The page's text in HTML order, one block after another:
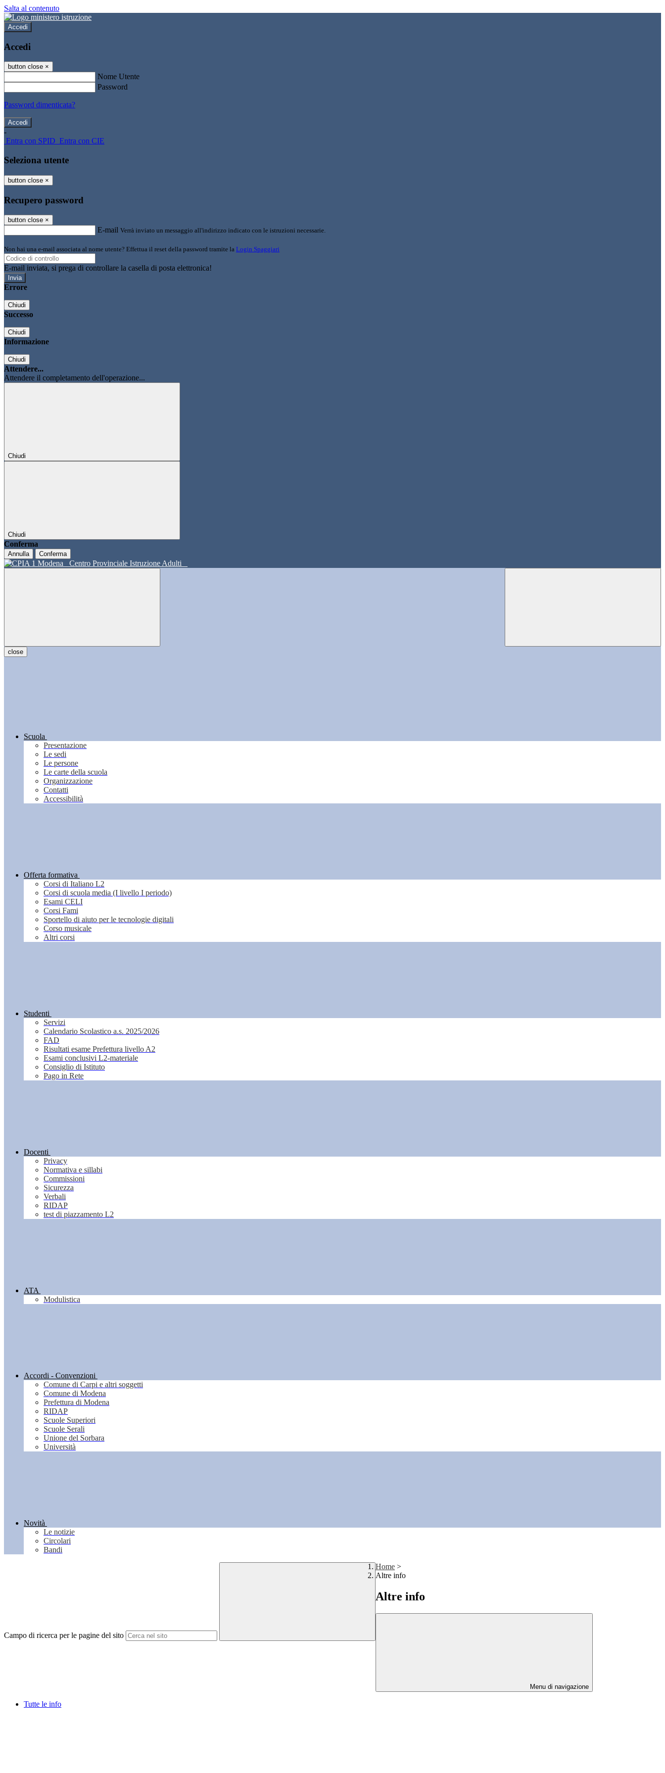
Salta al contenuto
Accedi
Accedi
button close ×
Nome Utente
Password
Password dimenticata?
-
Entra con SPID Entra con CIE
Seleziona utente
button close ×
Recupero password
button close ×
E-mail Verrà inviato un messaggio all'indirizzo indicato con le istruzioni necessarie.
Non hai una e-mail associata al nome utente? Effettua il reset della password tramite la Login Spaggiari
E-mail inviata, si prega di controllare la casella di posta elettronica!
Errore
Chiudi
Successo
Chiudi
Informazione
Chiudi
Attendere...
Attendere il completamento dell'operazione...
Chiudi
Chiudi
Conferma
Annulla Conferma
Centro Provinciale Istruzione Adulti
close
Scuola
Presentazione
Le sedi
Le persone
Le carte della scuola
Organizzazione
Contatti
Accessibilità
Offerta formativa
Corsi di Italiano L2
Corsi di scuola media (I livello I periodo)
Esami CELI
Corsi Fami
Sportello di aiuto per le tecnologie digitali
Corso musicale
Altri corsi
Studenti
Servizi
Calendario Scolastico a.s. 2025/2026
FAD
Risultati esame Prefettura livello A2
Esami conclusivi L2-materiale
Consiglio di Istituto
Pago in Rete
Docenti
Privacy
Normativa e sillabi
Commissioni
Sicurezza
Verbali
RIDAP
test di piazzamento L2
ATA
Modulistica
Accordi - Convenzioni
Comune di Carpi e altri soggetti
Comune di Modena
Prefettura di Modena
RIDAP
Scuole Superiori
Scuole Serali
Unione del Sorbara
Università
Novità
Le notizie
Circolari
Bandi
Campo di ricerca per le pagine del sito
Home >
Altre info
Altre info
Menu di navigazione
Tutte le info